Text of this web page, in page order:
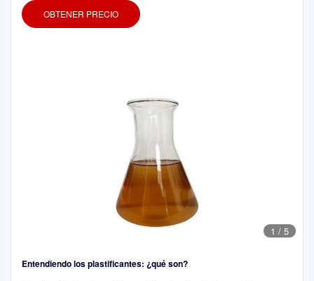
OBTENER PRECIO
1 / 5
Entendiendo los plastificantes: ¿qué son?